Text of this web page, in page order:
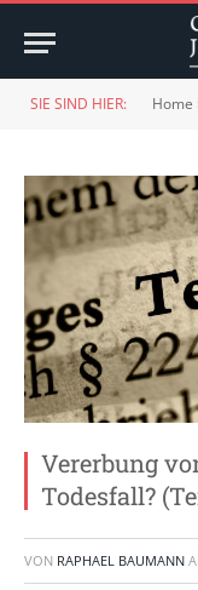
SIE SIND HIER: Home
Vererbung
Todesfall?
VON RAPHAEL BAUMANN